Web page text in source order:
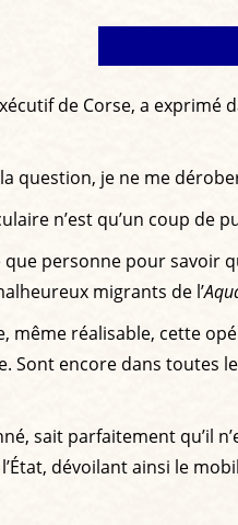
de Corse, a exprimé
question, je ne me
n’est qu’un coup de
personne pour savoir
migrants de l’
même réalisable, cette
encore dans toutes
sait parfaitement qu’il
dévoilant ainsi le